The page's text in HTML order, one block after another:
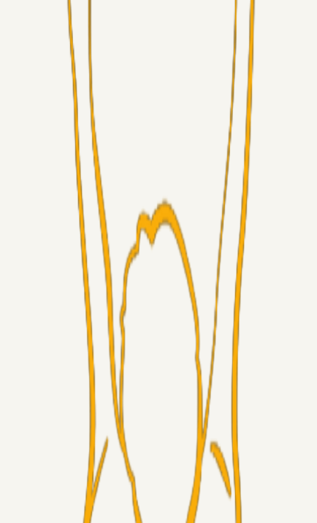
GulBlaaPuls
Kommer Jobbe hjem?
Masterclass
05. aug. 2026
Brøndby-TV og u-19
Alt det andet
04. aug. 2026
5. Forudsigelser op til Horsens kampen.
RasmusStephansen
Nørgaards Lever Hug, Skaktræk Mod En Utålmodig
RasmusStephansen
04. aug. 2026
Har GFH løsnet grebet...?
Superliga-truppen
04. aug. 2026
Medie: Tahirovic til Celtic for samlet 6 mio Euro
Superliga-truppen
03. aug. 2026
Kunne Sami Jalal være den næste offensive brik? 🤔💛💙
03. aug. 2026
Superliga-truppen
RasmusStephansen
03. aug. 2026
Olti Hyseni, Bliver Brøndbys Største Salg
Nogensinde…..!!!